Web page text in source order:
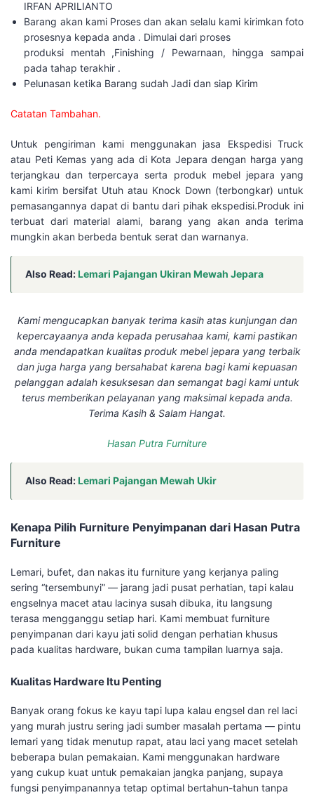
IRFAN APRILIANTO
Barang akan kami Proses dan akan selalu kami kirimkan foto
prosesnya kepada anda . Dimulai dari proses
produksi mentah ,Finishing / Pewarnaan, hingga sampai
pada tahap terakhir .
Pelunasan ketika Barang sudah Jadi dan siap Kirim
Catatan Tambahan.
Untuk pengiriman kami menggunakan jasa Ekspedisi Truck
atau Peti Kemas yang ada di Kota Jepara dengan harga yang
terjangkau dan terpercaya serta produk mebel jepara yang
kami kirim bersifat Utuh atau Knock Down (terbongkar) untuk
pemasangannya dapat di bantu dari pihak ekspedisi.Produk ini
terbuat dari material alami, barang yang akan anda terima
mungkin akan berbeda bentuk serat dan warnanya.
Also Read: Lemari Pajangan Ukiran Mewah Jepara
Kami mengucapkan banyak terima kasih atas kunjungan dan
kepercayaanya anda kepada perusahaa kami, kami pastikan
anda mendapatkan kualitas produk mebel jepara yang terbaik
dan juga harga yang bersahabat karena bagi kami kepuasan
pelanggan adalah kesuksesan dan semangat bagi kami untuk
terus memberikan pelayanan yang maksimal kepada anda.
Terima Kasih & Salam Hangat.
Hasan Putra Furniture
Also Read: Lemari Pajangan Mewah Ukir
Kenapa Pilih Furniture Penyimpanan dari Hasan Putra
Furniture
Lemari, bufet, dan nakas itu furniture yang kerjanya paling
sering “tersembunyi” — jarang jadi pusat perhatian, tapi kalau
engselnya macet atau lacinya susah dibuka, itu langsung
terasa mengganggu setiap hari. Kami membuat furniture
penyimpanan dari kayu jati solid dengan perhatian khusus
pada kualitas hardware, bukan cuma tampilan luarnya saja.
Kualitas Hardware Itu Penting
Banyak orang fokus ke kayu tapi lupa kalau engsel dan rel laci
yang murah justru sering jadi sumber masalah pertama — pintu
lemari yang tidak menutup rapat, atau laci yang macet setelah
beberapa bulan pemakaian. Kami menggunakan hardware
yang cukup kuat untuk pemakaian jangka panjang, supaya
fungsi penyimpanannya tetap optimal bertahun-tahun tanpa